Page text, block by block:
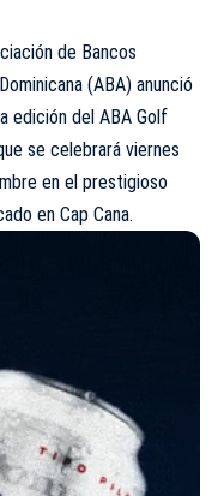
de Bancos
(ABA) anunció
edición del ABA Golf
se celebrará viernes
en el prestigioso
en Cap Cana.